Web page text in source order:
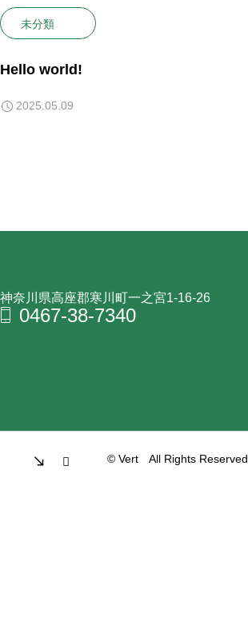
未分類
Hello world!
2025.05.09
神奈川県高座郡寒川町一之宮1-16-26
0467-38-7340
© Vert All Rights Reserved.